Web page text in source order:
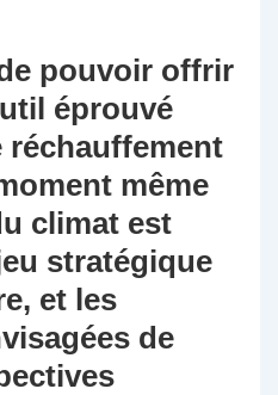
pouvoir offrir
éprouvé
même
climat est
stratégique
et les
de